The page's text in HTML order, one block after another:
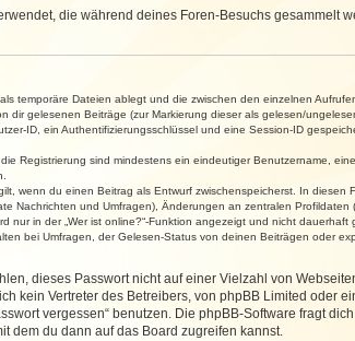
die während deines Foren-Besuchs gesammelt
temporäre Dateien ablegt und die zwischen den einzelnen
gelesenen Beiträge (zur Markierung dieser als gelesen/
ID, ein Authentifizierungsschlüssel und eine Session-ID
Registrierung sind mindestens ein eindeutiger Benutzername,
wenn du einen Beitrag als Entwurf zwischenspeicherst. In diesen
Nachrichten und Umfragen), Änderungen an zentralen Profildaten
nur in der „Wer ist online?“-Funktion angezeigt und nicht dauerhaft
bei Umfragen, der Gelesen-Status von deinen Beiträgen oder
dieses Passwort nicht auf einer Vielzahl von
kein Vertreter des Betreibers, von phpBB Limited oder
vergessen“ benutzen. Die phpBB-Software fragt
dem du dann auf das Board zugreifen kannst.